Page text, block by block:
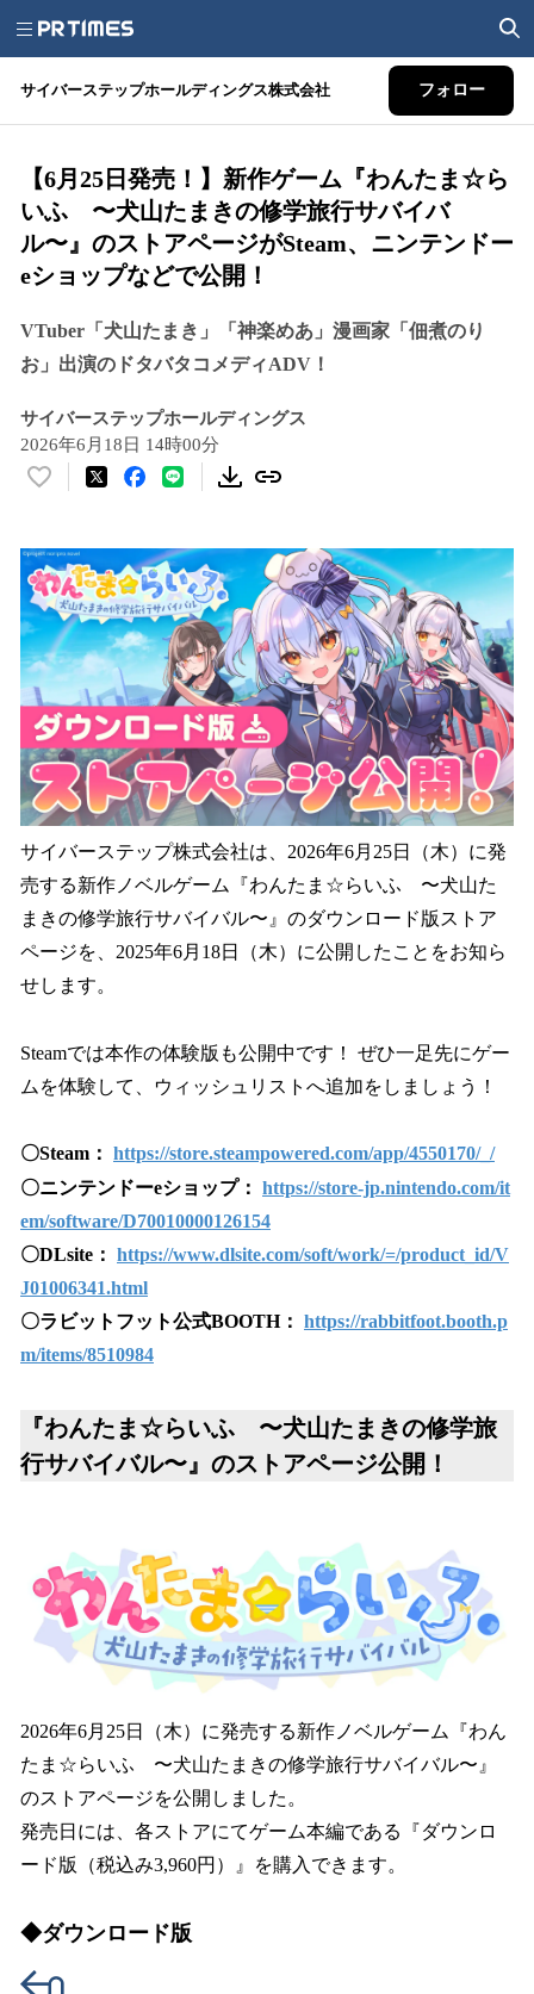
サイバーステップホールディングス株式会社 フォロー
【6月25日発売！】新作ゲーム『わんたま☆ら
いふ 〜犬山たまきの修学旅行サバイバ
ル〜』のストアページがSteam、ニンテンドー
eショップなどで公開！
VTuber「犬山たまき」「神楽めあ」漫画家「佃煮のり
お」出演のドタバタコメディADV！
サイバーステップホールディングス
2026年6月18日 14時00分
い
！
数
を
読
み
込
み
中
で
す
サイバーステップ株式会社は、2026年6月25日（木）に発
売する新作ノベルゲーム『わんたま☆らいふ 〜犬山た
まきの修学旅行サバイバル〜』のダウンロード版ストア
ページを、2025年6月18日（木）に公開したことをお知ら
せします。
Steamでは本作の体験版も公開中です！ ぜひ一足先にゲー
ムを体験して、ウィッシュリストへ追加をしましょう！
〇Steam： https://store.steampowered.com/app/4550170/_/
〇ニンテンドーeショップ： https://store-jp.nintendo.com/it
em/software/D70010000126154
〇DLsite： https://www.dlsite.com/soft/work/=/product_id/V
J01006341.html
〇ラビットフット公式BOOTH： https://rabbitfoot.booth.p
m/items/8510984
『わんたま☆らいふ 〜犬山たまきの修学旅
行サバイバル〜』のストアページ公開！
2026年6月25日（木）に発売する新作ノベルゲーム『わん
たま☆らいふ 〜犬山たまきの修学旅行サバイバル〜』
のストアページを公開しました。
発売日には、各ストアにてゲーム本編である『ダウンロ
ード版（税込み3,960円）』を購入できます。
◆ダウンロード版